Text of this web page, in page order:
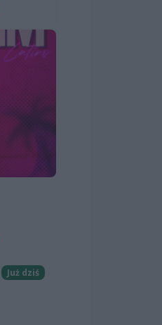
Już dziś